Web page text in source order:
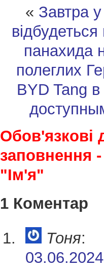
« Завтра
панахида
полеглих
BYD Tang
Обов'язкові
заповнення
"Ім'я"
1 Коментар
Тоня: